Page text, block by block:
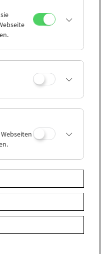
Schroeter
seines
mit typischer
Erstaufführung
ebenfalls